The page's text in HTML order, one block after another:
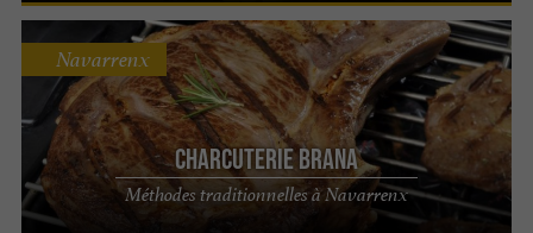
Charcuterie Brana
Méthodes traditionnelles à Navarrenx
Navarrenx